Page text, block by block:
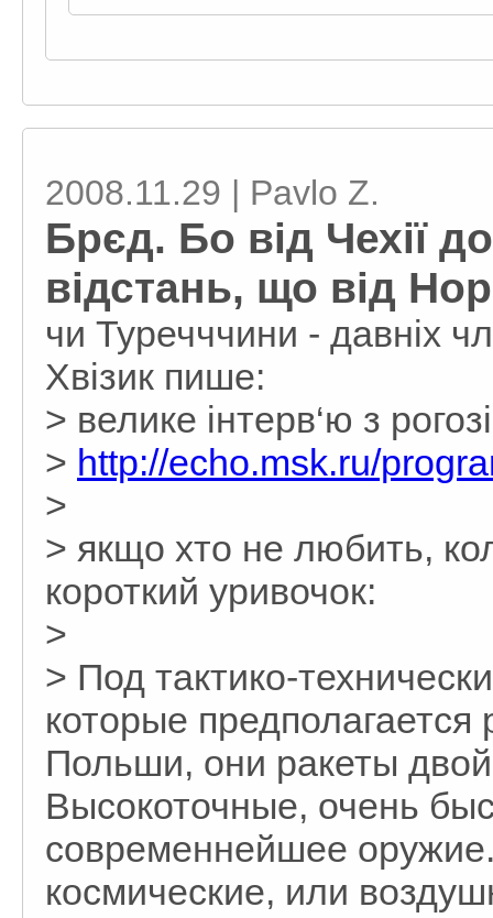
2008.11.29 | Pavlo Z.
Брєд. Бо від Чехії
відстань, що від
чи Туречччини - давніх
Хвізик пише:
> велике інтерв‘ю з
> http://echo.msk.ru/
>
> якщо хто не любить,
короткий уривочок:
>
> Под тактико-
которые
Польши, они ракеты
Высокоточные, очень
современнейшее
космические, или